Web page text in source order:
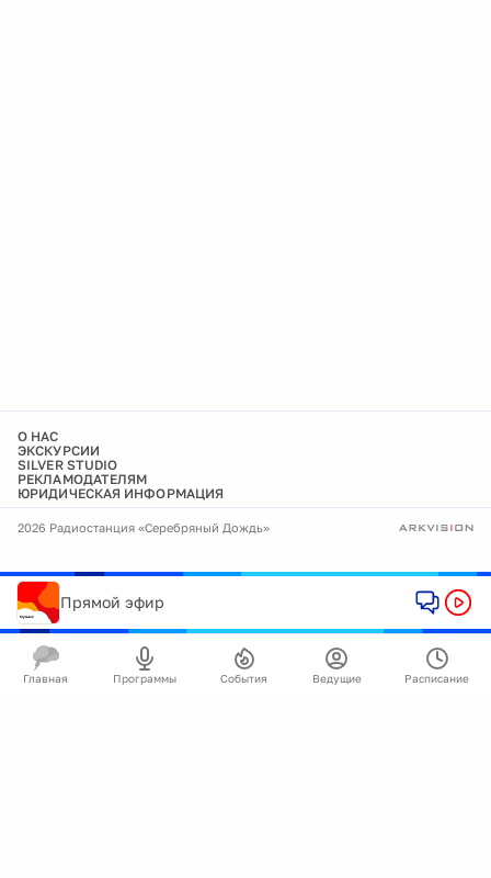
О НАС
ЭКСКУРСИИ
SILVER STUDIO
РЕКЛАМОДАТЕЛЯМ
ЮРИДИЧЕСКАЯ ИНФОРМАЦИЯ
2026 Радиостанция «Серебряный Дождь»
Прямой эфир
Главная Программы События Ведущие Расписание